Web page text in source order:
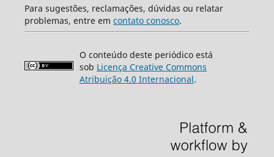
Para sugestões, reclamações, dúvidas ou relatar
problemas, entre em contato conosco.
O conteúdo deste periódico está
sob Licença Creative Commons
Atribuição 4.0 Internacional.